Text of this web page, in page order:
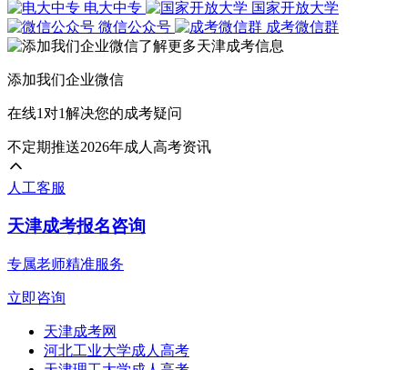
电大中专
国家开放大学
微信公众号
成考微信群
添加我们企业微信
在线1对1解决您的成考疑问
不定期推送2026年成人高考资讯
人工客服
天津成考报名咨询
专属老师精准服务
立即咨询
天津成考网
河北工业大学成人高考